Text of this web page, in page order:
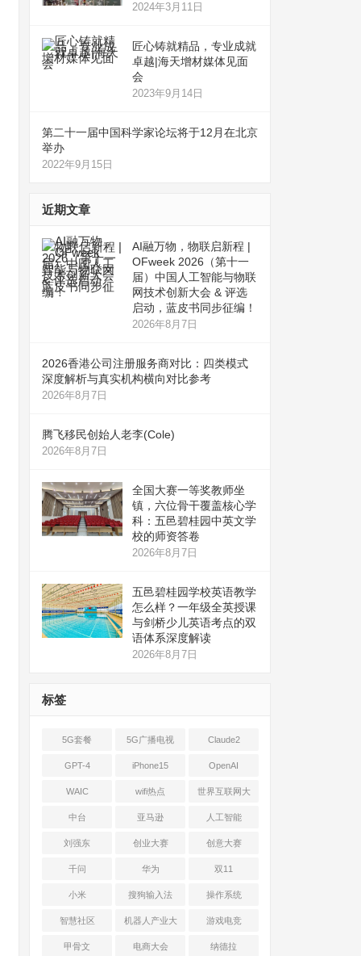
2024年3月11日
匠心铸就精品，专业成就
卓越|海天增材媒体见面
会
2023年9月14日
第二十一届中国科学家论坛将于12月在北京
举办
2022年9月15日
近期文章
AI融万物，物联启新程 |
OFweek 2026（第十一
届）中国人工智能与物联
网技术创新大会 & 评选
启动，蓝皮书同步征编！
2026年8月7日
2026香港公司注册服务商对比：四类模式
深度解析与真实机构横向对比参考
2026年8月7日
腾飞移民创始人老李(Cole)
2026年8月7日
全国大赛一等奖教师坐
镇，六位骨干覆盖核心学
科：五邑碧桂园中英文学
校的师资答卷
2026年8月7日
五邑碧桂园学校英语教学
怎么样？一年级全英授课
与剑桥少儿英语考点的双
语体系深度解读
2026年8月7日
标签
5G套餐 5G广播电视 Claude2
GPT-4 iPhone15 OpenAI
WAIC wifi热点 世界互联网大
会
中台 亚马逊 人工智能
刘强东 创业大赛 创意大赛
千问 华为 双11
小米 搜狗输入法 操作系统
智慧社区 机器人产业大
会
游戏电竞
甲骨文 电商大会 纳德拉